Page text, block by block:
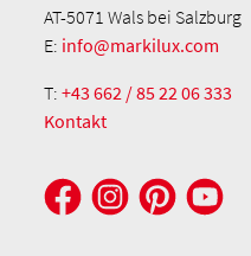
AT-5071 Wals bei Salzburg
E: info@markilux.com
T:+43 662 / 85 22 06 333
Kontakt